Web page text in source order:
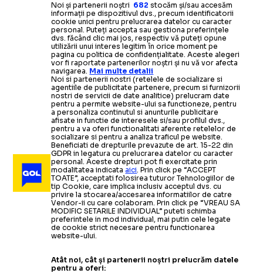
Noi și partenerii noștri 682 stocăm și/sau accesăm
informații pe dispozitivul dvs., precum identificatorii
cookie unici pentru prelucrarea datelor cu caracter
personal. Puteți accepta sau gestiona preferințele
dvs. făcând clic mai jos, respectiv vă puteți opune
utilizării unui interes legitim în orice moment pe
pagina cu politica de confidențialitate. Aceste alegeri
vor fi raportate partenerilor noștri și nu vă vor afecta
navigarea. Mai multe detalii
Noi si partenerii nostri (retelele de socializare si
agentiile de publicitate partenere, precum si furnizorii
nostri de servicii de date analitice) prelucram date
pentru a permite website-ului sa functioneze, pentru
a personaliza continutul si anunturile publicitare
afisate in functie de interesele si/sau profilul dvs.,
pentru a va oferi functionalitati aferente retelelor de
socializare si pentru a analiza traficul pe website.
Beneficiati de drepturile prevazute de art. 15-22 din
GDPR in legatura cu prelucrarea datelor cu caracter
personal. Aceste drepturi pot fi exercitate prin
modalitatea indicataaici. Prin click pe “ACCEPT
TOATE”, acceptati folosirea tuturor Tehnologiilor de
tip Cookie, care implica inclusiv acceptul dvs. cu
privire la stocarea/accesarea informatiilor de catre
Vendor-ii cu care colaboram. Prin click pe “VREAU SA
MODIFIC SETARILE INDIVIDUAL” puteti schimba
preferintele in mod individual, mai putin cele legate
de cookie strict necesare pentru functionarea
website-ului.
Atât noi, cât și partenerii noștri prelucrăm datele
pentru a oferi: